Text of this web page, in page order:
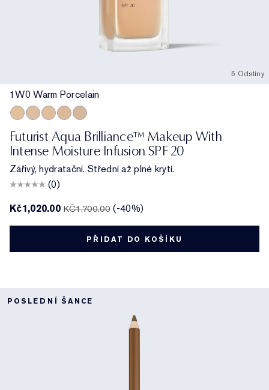
5 Odstíny
1W0 Warm Porcelain
Futurist Aqua Brilliance™ Makeup With
Intense Moisture Infusion SPF 20
Zářivý, hydratační. Střední až plné krytí.
(0)
Kč1,020.00KČ1,700.00 (-40%)
PŘIDAT DO KOŠÍKU
POSLEDNÍ ŠANCE